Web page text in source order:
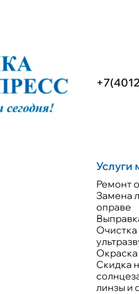
Услуги
Ремонт
Замена
оправе
Окраска
Скидка
линзы и